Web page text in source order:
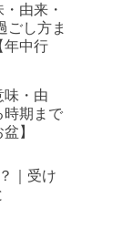
由来・
ごし方ま
年中行
味・由
時期まで
】
｜受け